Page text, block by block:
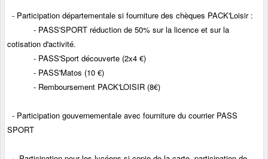
- Participation départementale si fourniture des chèques PACK'Loisir :
- PASS'SPORT réduction de 50% sur la licence et sur la
cotisation d'activité.
- PASS'Sport découverte (2x4 €)
- PASS'Matos (10 €)
- Remboursement PACK'LOISIR (8€)
- Participation gouvernementale avec fourniture du courrier PASS
SPORT